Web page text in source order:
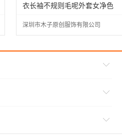
衣长袖不规则毛呢外套女净色
深圳市木子原创服饰有限公司